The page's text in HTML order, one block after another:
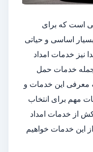
است که برای
اساسی و حیاتی
نیز خدمات امداد
جمله خدمات حمل
معرفی این خدمات و
مهم برای انتخاب
از خدمات امداد
این خدمات خواهیم